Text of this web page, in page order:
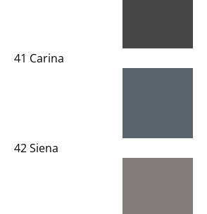
41 Carina
42 Siena